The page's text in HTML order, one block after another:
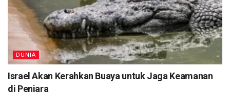
DUNIA
Israel Akan Kerahkan Buaya untuk Jaga Keamanan
di Penjara